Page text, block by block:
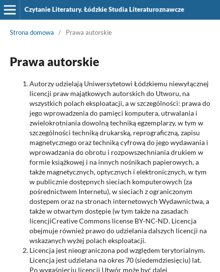
Czytanie Literatury. Łódzkie Studia Literaturoznawcze
Strona domowa / Prawa autorskie
Prawa autorskie
Autorzy udzielają Uniwersytetowi Łódzkiemu niewyłącznej
licencji praw majątkowych autorskich do Utworu, na
wszystkich polach eksploatacji, a w szczególności: prawa do
jego wprowadzenia do pamięci komputera, utrwalania i
zwielokrotniania dowolną techniką egzemplarzy, w tym w
szczególności techniką drukarską, reprograficzną, zapisu
magnetycznego oraz techniką cyfrową do jego wydawania i
wprowadzania do obrotu i rozpowszechniania drukiem w
formie książkowej i na innych nośnikach papierowych, a
także magnetycznych, optycznych i elektronicznych, w tym
w publicznie dostępnych sieciach komputerowych (za
pośrednictwem Internetu), w sieciach z ograniczonym
dostępem oraz na stronach internetowych Wydawnictwa, a
także w otwartym dostępie (w tym także na zasadach
licencjiCreative Commons license BY-NC-ND. Licencja
obejmuje również prawo do udzielania dalszych licencji na
wskazanych wyżej polach eksploatacji.
Licencja jest nieograniczona pod względem terytorialnym.
Licencja jest udzielana na okres 70 (siedemdziesięciu) lat.
Po wygaśnięciu licencji Utwór może być dalej